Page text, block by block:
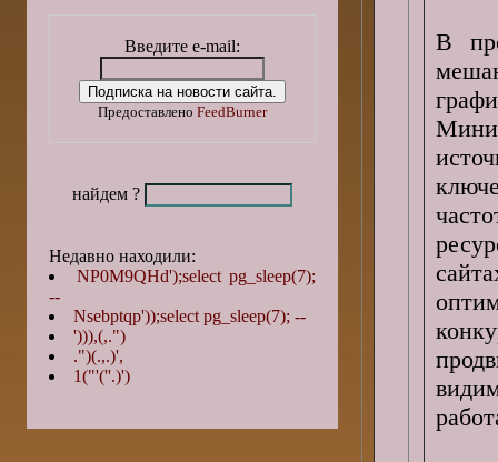
В
Введите e-mail:
Предоставлено FeedBurner
найдем ?
Недавно находили:
NP0M9QHd');select pg_sleep(7);
--
Nsebptqp'));select pg_sleep(7); --
'))),(,.")
.")(.,.)',
1("'(''.)')